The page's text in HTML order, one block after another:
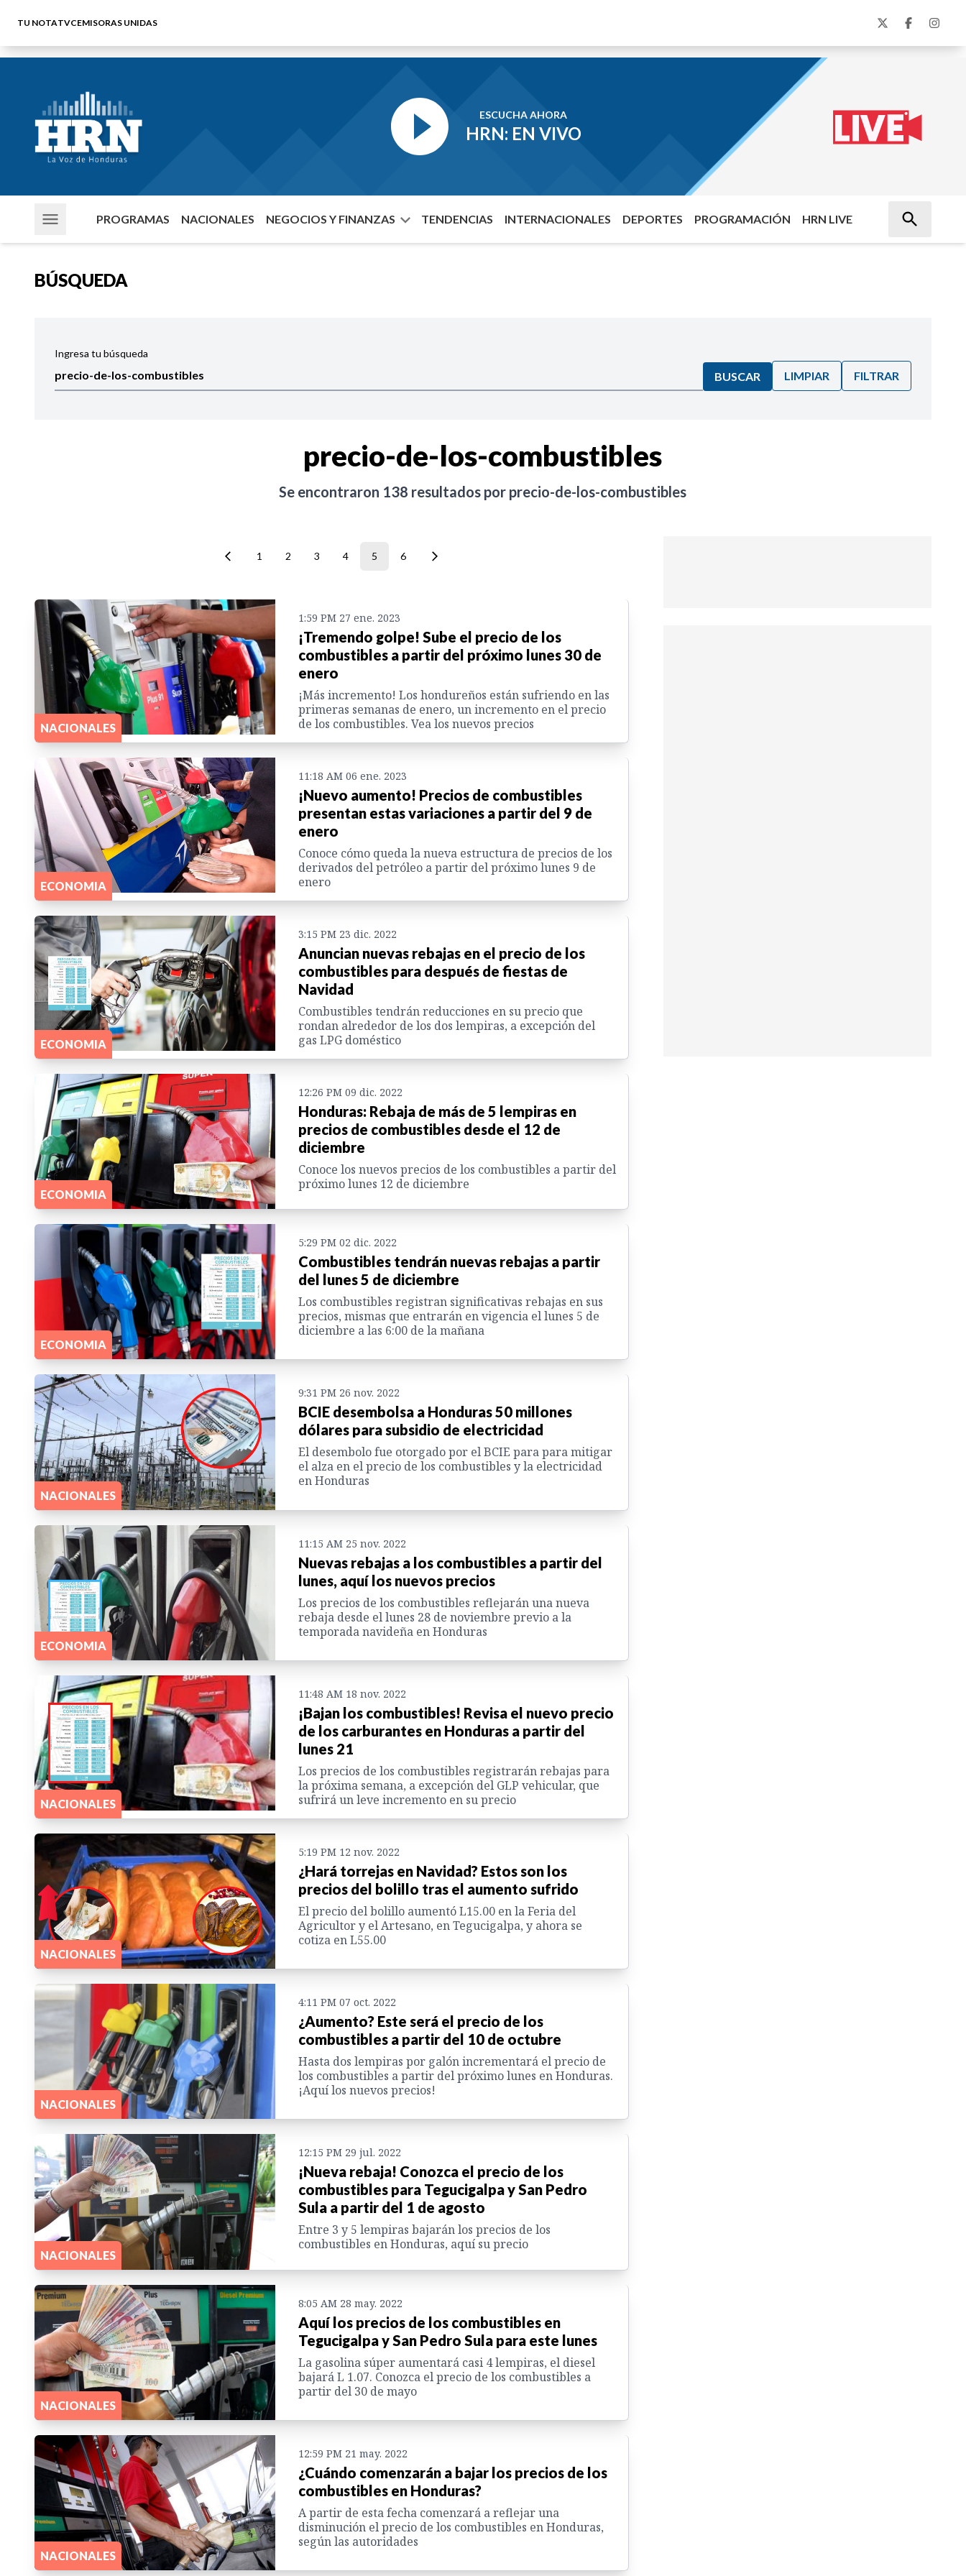
TU NOTATVCEMISORAS UNIDAS
ESCUCHA AHORA
HRN: EN VIVO
PROGRAMAS NACIONALES NEGOCIOS Y FINANZAS TENDENCIAS INTERNACIONALES DEPORTES PROGRAMACIÓN HRN LIVE
BÚSQUEDA
Ingresa tu búsqueda
BUSCAR LIMPIAR FILTRAR
precio-de-los-combustibles
Se encontraron 138 resultados por precio-de-los-combustibles
1 2 3 4 5 6
NACIONALES
1:59 PM 27 ene. 2023
¡Tremendo golpe! Sube el precio de los
combustibles a partir del próximo lunes 30 de
enero
¡Más incremento! Los hondureños están sufriendo en las
primeras semanas de enero, un incremento en el precio
de los combustibles. Vea los nuevos precios
ECONOMIA
11:18 AM 06 ene. 2023
¡Nuevo aumento! Precios de combustibles
presentan estas variaciones a partir del 9 de
enero
Conoce cómo queda la nueva estructura de precios de los
derivados del petróleo a partir del próximo lunes 9 de
enero
ECONOMIA
3:15 PM 23 dic. 2022
Anuncian nuevas rebajas en el precio de los
combustibles para después de fiestas de
Navidad
Combustibles tendrán reducciones en su precio que
rondan alrededor de los dos lempiras, a excepción del
gas LPG doméstico
ECONOMIA
12:26 PM 09 dic. 2022
Honduras: Rebaja de más de 5 lempiras en
precios de combustibles desde el 12 de
diciembre
Conoce los nuevos precios de los combustibles a partir del
próximo lunes 12 de diciembre
ECONOMIA
5:29 PM 02 dic. 2022
Combustibles tendrán nuevas rebajas a partir
del lunes 5 de diciembre
Los combustibles registran significativas rebajas en sus
precios, mismas que entrarán en vigencia el lunes 5 de
diciembre a las 6:00 de la mañana
NACIONALES
9:31 PM 26 nov. 2022
BCIE desembolsa a Honduras 50 millones
dólares para subsidio de electricidad
El desembolo fue otorgado por el BCIE para para mitigar
el alza en el precio de los combustibles y la electricidad
en Honduras
ECONOMIA
11:15 AM 25 nov. 2022
Nuevas rebajas a los combustibles a partir del
lunes, aquí los nuevos precios
Los precios de los combustibles reflejarán una nueva
rebaja desde el lunes 28 de noviembre previo a la
temporada navideña en Honduras
NACIONALES
11:48 AM 18 nov. 2022
¡Bajan los combustibles! Revisa el nuevo precio
de los carburantes en Honduras a partir del
lunes 21
Los precios de los combustibles registrarán rebajas para
la próxima semana, a excepción del GLP vehicular, que
sufrirá un leve incremento en su precio
NACIONALES
5:19 PM 12 nov. 2022
¿Hará torrejas en Navidad? Estos son los
precios del bolillo tras el aumento sufrido
El precio del bolillo aumentó L15.00 en la Feria del
Agricultor y el Artesano, en Tegucigalpa, y ahora se
cotiza en L55.00
NACIONALES
4:11 PM 07 oct. 2022
¿Aumento? Este será el precio de los
combustibles a partir del 10 de octubre
Hasta dos lempiras por galón incrementará el precio de
los combustibles a partir del próximo lunes en Honduras.
¡Aquí los nuevos precios!
NACIONALES
12:15 PM 29 jul. 2022
¡Nueva rebaja! Conozca el precio de los
combustibles para Tegucigalpa y San Pedro
Sula a partir del 1 de agosto
Entre 3 y 5 lempiras bajarán los precios de los
combustibles en Honduras, aquí su precio
NACIONALES
8:05 AM 28 may. 2022
Aquí los precios de los combustibles en
Tegucigalpa y San Pedro Sula para este lunes
La gasolina súper aumentará casi 4 lempiras, el diesel
bajará L 1.07. Conozca el precio de los combustibles a
partir del 30 de mayo
NACIONALES
12:59 PM 21 may. 2022
¿Cuándo comenzarán a bajar los precios de los
combustibles en Honduras?
A partir de esta fecha comenzará a reflejar una
disminución el precio de los combustibles en Honduras,
según las autoridades